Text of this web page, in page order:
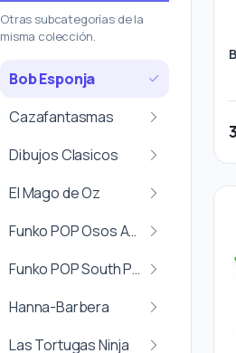
Otras subcategorías de la
misma colección.
Bob Esponja
Cazafantasmas
Dibujos Clasicos
El Mago de Oz
Funko POP Osos Amorosos
Funko POP South Park
Hanna-Barbera
Las Tortugas Ninja